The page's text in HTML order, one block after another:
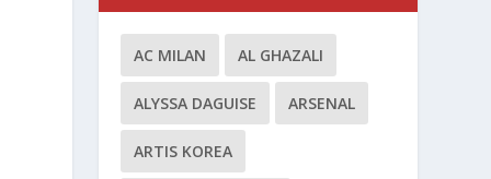
AC MILAN AL GHAZALI
ALYSSA DAGUISE ARSENAL
ARTIS KOREA